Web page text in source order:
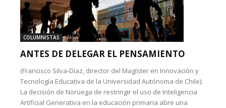
COLUMNISTAS
ANTES DE DELEGAR EL PENSAMIENTO
(Francisco Silva-Díaz, director del Magíster en Innovación y
Tecnología Educativa de la Universidad Autónoma de Chile):
La decisión de Noruega de restringir el uso de Inteligencia
Artificial Generativa en la educación primaria abre una